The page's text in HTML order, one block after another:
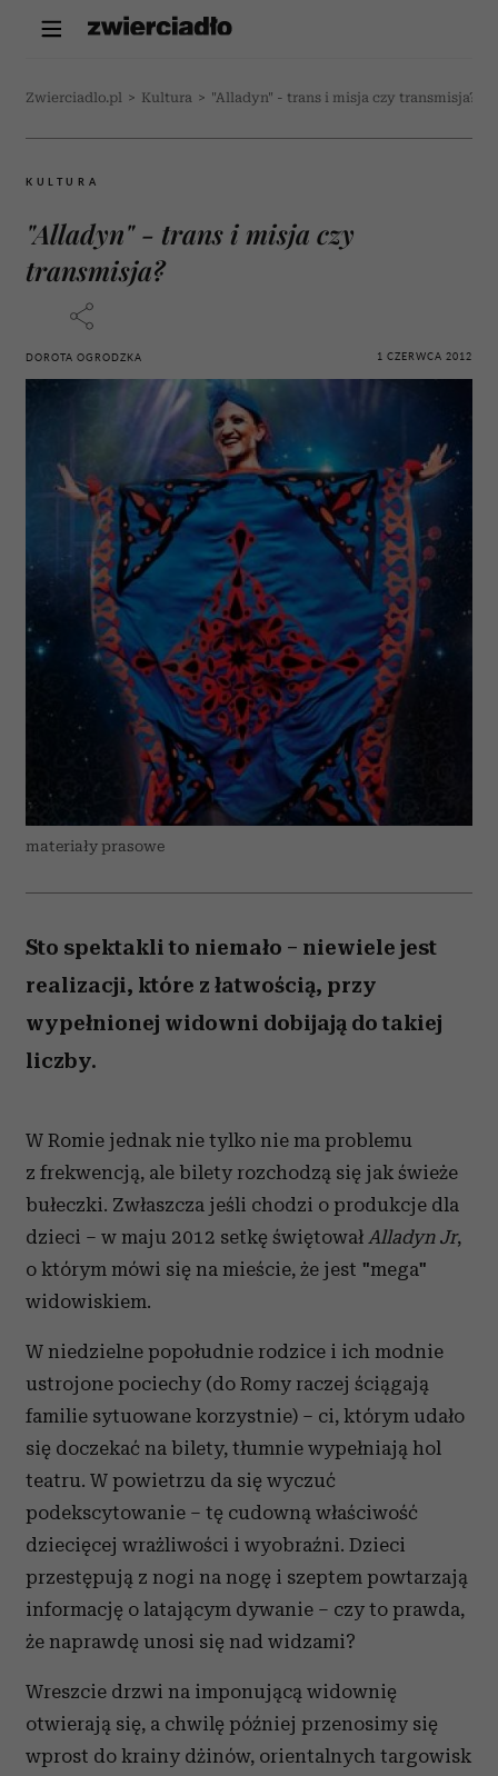
Zwierciadlo.pl > Kultura > "Alladyn" - trans i misja czy transmisja?
KULTURA
"Alladyn" - trans i misja czy
transmisja?
DOROTA OGRODZKA 1 CZERWCA 2012
materiały prasowe
Sto spektakli to niemało – niewiele jest
realizacji, które z łatwością, przy
wypełnionej widowni dobijają do takiej
liczby.
W Romie jednak nie tylko nie ma problemu
z frekwencją, ale bilety rozchodzą się jak świeże
bułeczki. Zwłaszcza jeśli chodzi o produkcje dla
dzieci – w maju 2012 setkę świętował Alladyn Jr,
o którym mówi się na mieście, że jest "mega"
widowiskiem.
W niedzielne popołudnie rodzice i ich modnie
ustrojone pociechy (do Romy raczej ściągają
familie sytuowane korzystnie) – ci, którym udało
się doczekać na bilety, tłumnie wypełniają hol
teatru. W powietrzu da się wyczuć
podekscytowanie – tę cudowną właściwość
dziecięcej wrażliwości i wyobraźni. Dzieci
przestępują z nogi na nogę i szeptem powtarzają
informację o latającym dywanie – czy to prawda,
że naprawdę unosi się nad widzami?
Wreszcie drzwi na imponującą widownię
otwierają się, a chwilę później przenosimy się
wprost do krainy dżinów, orientalnych targowisk